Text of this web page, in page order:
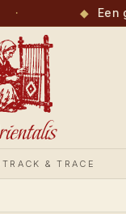
Een
TRACK & TRACE